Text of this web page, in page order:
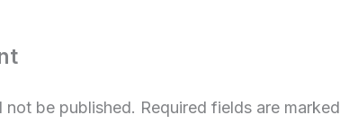
not be published. Required fields are marked